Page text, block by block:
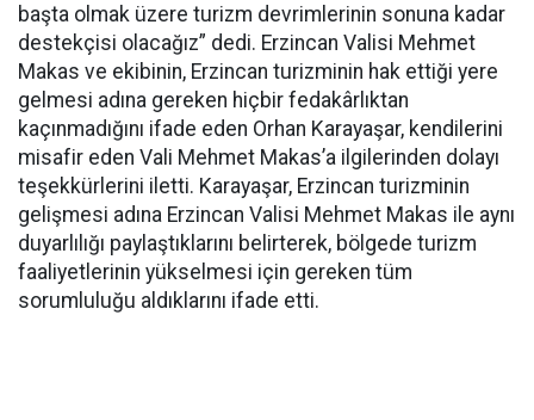
başta olmak üzere turizm devrimlerinin sonuna kadar
destekçisi olacağız” dedi. Erzincan Valisi Mehmet
Makas ve ekibinin, Erzincan turizminin hak ettiği yere
gelmesi adına gereken hiçbir fedakârlıktan
kaçınmadığını ifade eden Orhan Karayaşar, kendilerini
misafir eden Vali Mehmet Makas’a ilgilerinden dolayı
teşekkürlerini iletti. Karayaşar, Erzincan turizminin
gelişmesi adına Erzincan Valisi Mehmet Makas ile aynı
duyarlılığı paylaştıklarını belirterek, bölgede turizm
faaliyetlerinin yükselmesi için gereken tüm
sorumluluğu aldıklarını ifade etti.